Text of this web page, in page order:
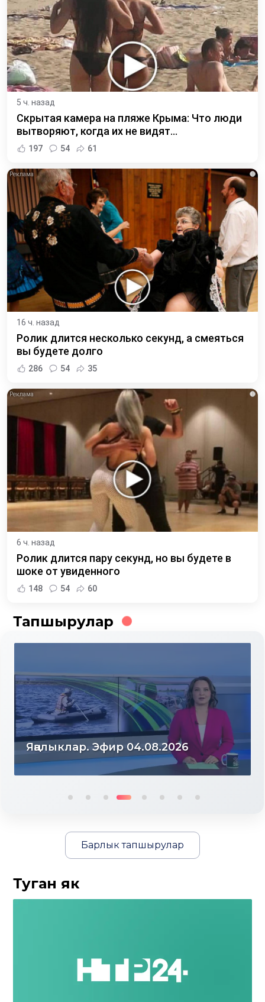
5 ч. назад
Скрытая камера на пляже Крыма: Что люди
вытворяют, когда их не видят...
197 54 61
i
16 ч. назад
Ролик длится несколько секунд, а смеяться
вы будете долго
286 54 35
i
6 ч. назад
Ролик длится пару секунд, но вы будете в
шоке от увиденного
148 54 60
Тапшырулар
Яңалыклар. Эфир 04.08.2026
Барлык тапшырулар
Туган як